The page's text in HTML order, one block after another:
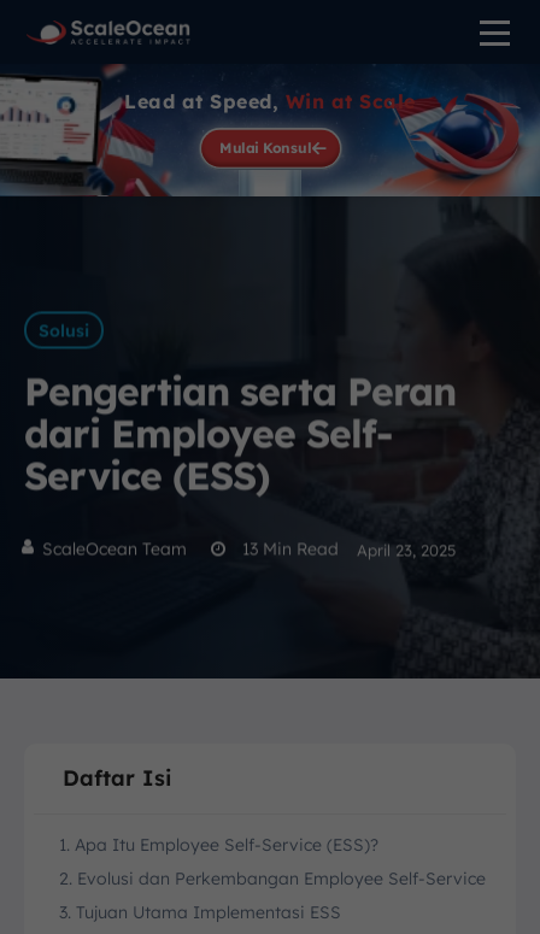
Lead at Speed, Win at Scale
Mulai Konsul
Solusi
Pengertian serta Peran
dari Employee Self-
Service (ESS)
ScaleOcean Team 13 Min Read April 23, 2025
Daftar Isi
1. Apa Itu Employee Self-Service (ESS)?
2. Evolusi dan Perkembangan Employee Self-Service
3. Tujuan Utama Implementasi ESS